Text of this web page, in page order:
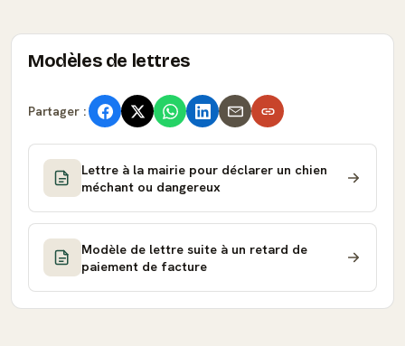
Modèles de lettres
Partager :
Lettre à la mairie pour déclarer un chien
méchant ou dangereux
Modèle de lettre suite à un retard de
paiement de facture